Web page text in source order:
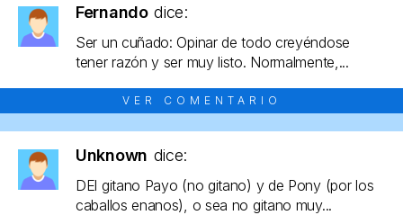
Fernando dice:
Ser un cuñado: Opinar de todo creyéndose
tener razón y ser muy listo. Normalmente,...
VER COMENTARIO
Unknown dice:
DEl gitano Payo (no gitano) y de Pony (por los
caballos enanos), o sea no gitano muy...